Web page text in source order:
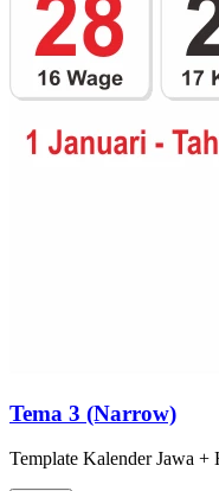
Tema 3 (Narrow)
Template Kalender Jawa +